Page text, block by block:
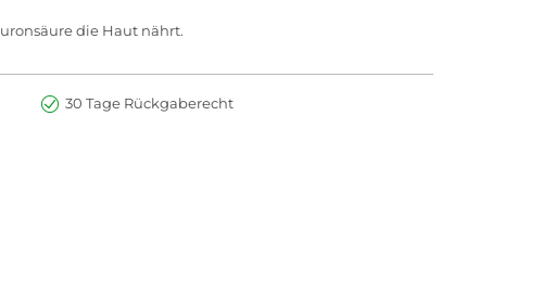
die Haut nährt.
30 Tage Rückgaberecht